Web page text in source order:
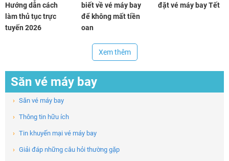
Hướng dẫn cách
làm thủ tục trực
tuyến 2026
biết về vé máy bay
để không mất tiền
oan
đặt vé máy bay Tết
Xem thêm
Săn vé máy bay
› Săn vé máy bay
› Thông tin hữu ích
› Tin khuyến mại vé máy bay
› Giải đáp những câu hỏi thường gặp